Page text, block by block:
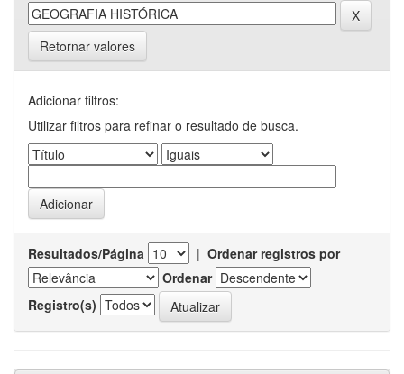
Retornar valores
Adicionar filtros:
Utilizar filtros para refinar o resultado de busca.
Resultados/Página | Ordenar registros por
Ordenar
Registro(s)